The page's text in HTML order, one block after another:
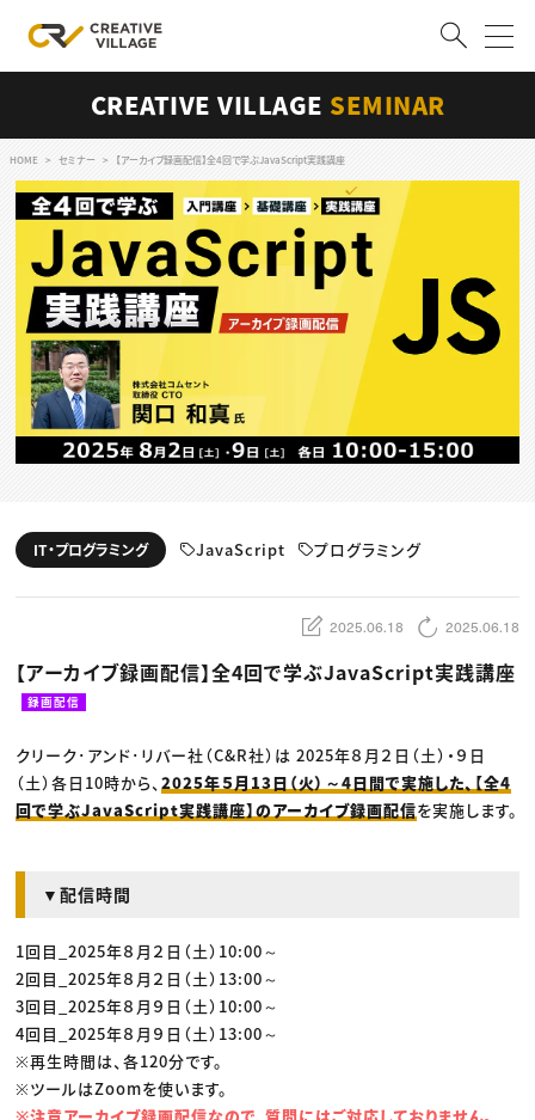
ログイン
クリエイター求人を探す
CREATIVE JOB求人検索
特集求人
採用説明会
転職支援サービス
CONTENTS
スキルアップしたい！
動画配信・映像制作
編集・ライティング
ディレクション
TOP Creator’s コラム トップ
Webクリエイター
ゲームクリエイター
クリエイターインタビュー
C＆R Magazine
セミナー
ニュース・トレンド トップ
Web
映像
広告
出版
CREATIVE VILLAGEからのお知らせ
CREATIVE VILLAGE SEMINAR
HOME セミナー 【アーカイブ録画配信】全4回で学ぶJavaScript実践講座
IT・プログラミング JavaScript プログラミング
2025.06.18 2025.06.18
【アーカイブ録画配信】全4回で学ぶJavaScript実践講座
録画配信
クリーク･アンド･リバー社（C&R社）は 2025年８月２日（土）・９日
（土）各日10時から、2025年５月13日（火）～4日間で実施した、【全4
回で学ぶJavaScript実践講座】のアーカイブ録画配信を実施します。
▼配信時間
1回目_2025年８月２日（土）10:00～
2回目_2025年８月２日（土）13:00～
3回目_2025年８月９日（土）10:00～
4回目_2025年８月９日（土）13:00～
※再生時間は、各120分です。
※ツールはZoomを使います。